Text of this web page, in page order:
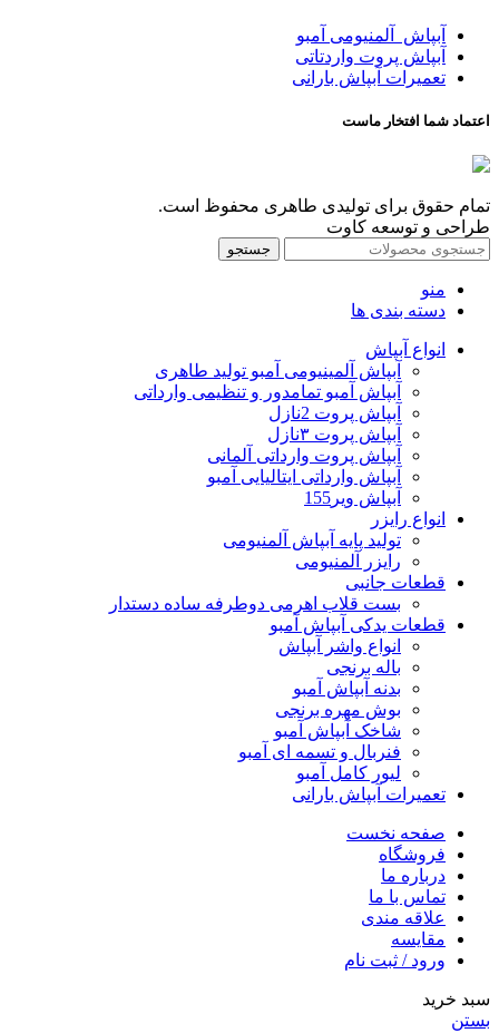
آبپاش آلمنیومی آمبو
آبپاش پروت واردتاتی
تعمیرات آبپاش بارانی
اعتماد شما افتخار ماست
تمام حقوق برای تولیدی طاهری محفوظ است.
طراحی و توسعه کاوت
جستجو
منو
دسته بندی ها
انواع آبپاش
آبپاش آلمینیومی آمبو تولید طاهری
آبپاش آمبو تمامدور و تنظیمی وارداتی
آبپاش پروت 2نازل
آبپاش پروت ۳نازل
آبپاش پروت وارداتی آلمانی
آبپاش وارداتی ایتالیایی آمبو
آبپاش ویر155
انواع رایزر
تولید پایه آبپاش آلمنیومی
رایزر آلمنیومی
قطعات جانبی
بست قلاب اهرمی دوطرفه ساده دستدار
قطعات یدکی آبپاش آمبو
انواع واشر آبپاش
باله برنجی
بدنه آبپاش آمبو
بوش مهره برنجی
شاخک آبپاش آمبو
فنربال و تسمه ای آمبو
لیور کامل آمبو
تعمیرات آبپاش بارانی
صفحه نخست
فروشگاه
درباره ما
تماس با ما
علاقه مندی
مقایسه
ورود / ثبت نام
سبد خرید
بستن